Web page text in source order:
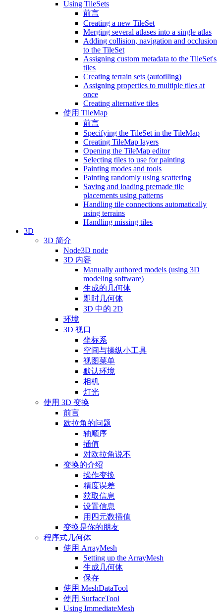
Using TileSets
前言
Creating a new TileSet
Merging several atlases into a single atlas
Adding collision, navigation and occlusion
to the TileSet
Assigning custom metadata to the TileSet's
tiles
Creating terrain sets (autotiling)
Assigning properties to multiple tiles at
once
Creating alternative tiles
使用 TileMap
前言
Specifying the TileSet in the TileMap
Creating TileMap layers
Opening the TileMap editor
Selecting tiles to use for painting
Painting modes and tools
Painting randomly using scattering
Saving and loading premade tile
placements using patterns
Handling tile connections automatically
using terrains
Handling missing tiles
3D
3D 简介
Node3D node
3D 内容
Manually authored models (using 3D
modeling software)
生成的几何体
即时几何体
3D 中的 2D
环境
3D 视口
坐标系
空间与操纵小工具
视图菜单
默认环境
相机
灯光
使用 3D 变换
前言
欧拉角的问题
轴顺序
插值
对欧拉角说不
变换的介绍
操作变换
精度误差
获取信息
设置信息
用四元数插值
变换是你的朋友
程序式几何体
使用 ArrayMesh
Setting up the ArrayMesh
生成几何体
保存
使用 MeshDataTool
使用 SurfaceTool
Using ImmediateMesh